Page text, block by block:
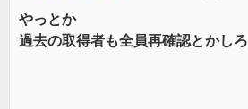
やっとか
過去の取得者も全員再確認とかしろ